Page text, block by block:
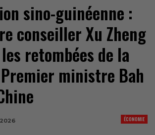
sino-guinéenne :
conseiller Xu Zheng
retombées de la
ministre Bah
ÉCONOMIE